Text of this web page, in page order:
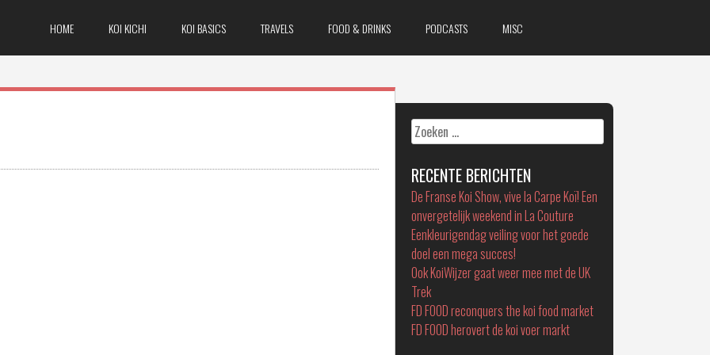
HOME KOI KICHI KOI BASICS TRAVELS FOOD & DRINKS PODCASTS MISC
Zoeken
naar:
RECENTE BERICHTEN
De Franse Koi Show, vive la Carpe Koï! Een
onvergetelijk weekend in La Couture
Eenkleurigendag veiling voor het goede
doel een mega succes!
Ook KoiWijzer gaat weer mee met de UK
Trek
FD FOOD reconquers the koi food market
FD FOOD herovert de koi voer markt